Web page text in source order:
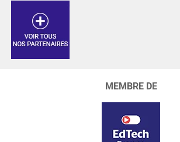
MEMBRE DE